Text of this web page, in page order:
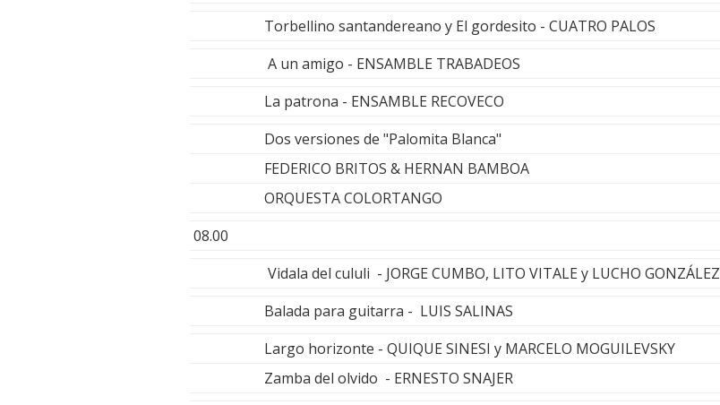
Torbellino santandereano y El gordesito - CUATRO PALOS
A un amigo - ENSAMBLE TRABADEOS
La patrona - ENSAMBLE RECOVECO
Dos versiones de "Palomita Blanca"
FEDERICO BRITOS & HERNAN BAMBOA
ORQUESTA COLORTANGO
08.00
Vidala del cululi - JORGE CUMBO, LITO VITALE y LUCHO GONZÁLEZ
Balada para guitarra - LUIS SALINAS
Largo horizonte - QUIQUE SINESI y MARCELO MOGUILEVSKY
Zamba del olvido - ERNESTO SNAJER